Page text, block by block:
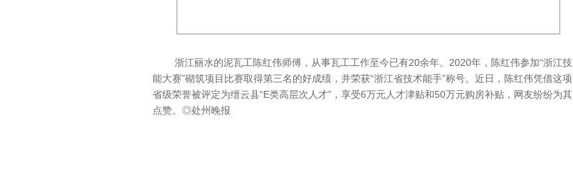
浙江丽水的泥瓦工陈红伟师傅，从事瓦工工作至今已有20余年。2020年，陈红伟参加“浙江技
能大赛”砌筑项目比赛取得第三名的好成绩，并荣获“浙江省技术能手”称号。近日，陈红伟凭借这项
省级荣誉被评定为缙云县“E类高层次人才”，享受6万元人才津贴和50万元购房补贴，网友纷纷为其
点赞。◎处州晚报